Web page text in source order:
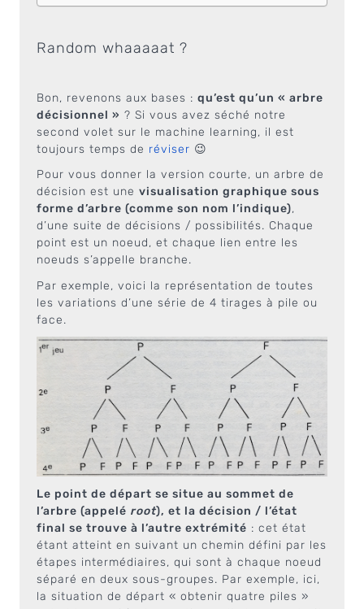
Random whaaaaat ?
Bon, revenons aux bases : qu’est qu’un « arbre
décisionnel » ? Si vous avez séché notre
second volet sur le machine learning, il est
toujours temps de réviser 😉
Pour vous donner la version courte, un arbre de
décision est une visualisation graphique sous
forme d’arbre (comme son nom l’indique),
d’une suite de décisions / possibilités. Chaque
point est un noeud, et chaque lien entre les
noeuds s’appelle branche.
Par exemple, voici la représentation de toutes
les variations d’une série de 4 tirages à pile ou
face.
Le point de départ se situe au sommet de
l’arbre (appelé root), et la décision / l’état
final se trouve à l’autre extrémité : cet état
étant atteint en suivant un chemin défini par les
étapes intermédiaires, qui sont à chaque noeud
séparé en deux sous-groupes. Par exemple, ici,
la situation de départ « obtenir quatre piles »